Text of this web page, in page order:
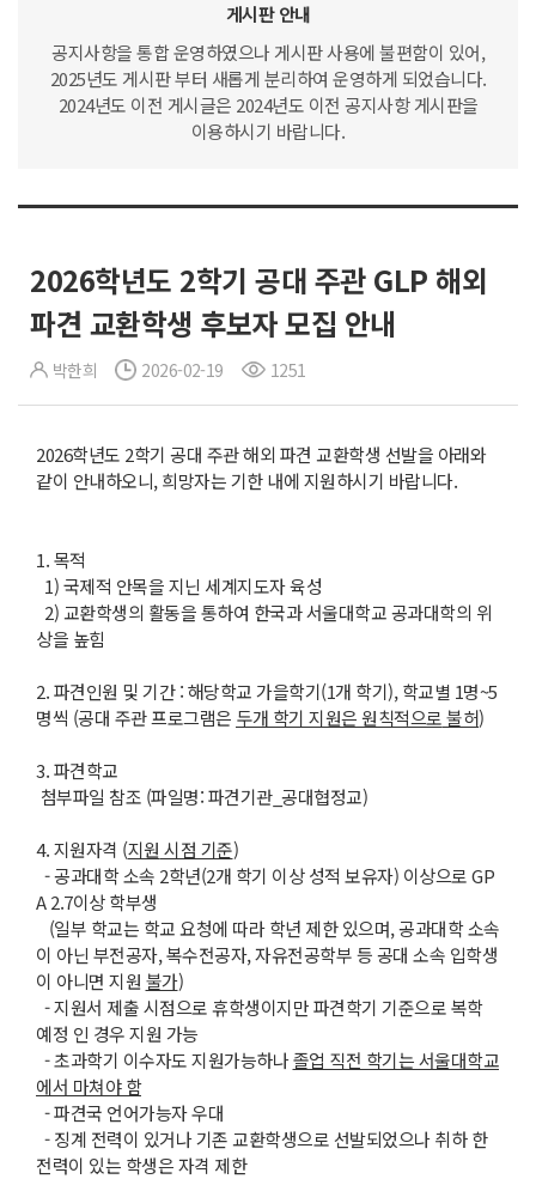
게시판 안내
공지사항을 통합 운영하였으나 게시판 사용에 불편함이 있어,
2025년도 게시판 부터 새롭게 분리하여 운영하게 되었습니다.
2024년도 이전 게시글은 2024년도 이전 공지사항 게시판을
이용하시기 바랍니다.
2026학년도 2학기 공대 주관 GLP 해외
파견 교환학생 후보자 모집 안내
박한희 2026-02-19 1251
2026학년도 2학기 공대 주관 해외 파견 교환학생 선발을 아래와
같이 안내하오니, 희망자는 기한 내에 지원하시기 바랍니다.
1. 목적
1) 국제적 안목을 지닌 세계지도자 육성
2) 교환학생의 활동을 통하여 한국과 서울대학교 공과대학의 위
상을 높힘
2. 파견인원 및 기간 : 해당학교 가을학기(1개 학기), 학교별 1명~5
명씩 (공대 주관 프로그램은 두개 학기 지원은 원칙적으로불허)
3. 파견학교
첨부파일 참조 (파일명: 파견기관_공대협정교)
4. 지원자격 (지원 시점 기준)
- 공과대학 소속 2학년(2개 학기 이상 성적 보유자) 이상으로 GP
A 2.7이상 학부생
(일부 학교는 학교 요청에 따라 학년 제한 있으며, 공과대학 소속
이 아닌 부전공자, 복수전공자, 자유전공학부 등 공대 소속 입학생
이 아니면 지원 불가)
- 지원서 제출 시점으로 휴학생이지만 파견학기 기준으로 복학
예정 인 경우 지원 가능
- 초과학기 이수자도 지원가능하나졸업 직전 학기는 서울대학교
에서 마쳐야 함
- 파견국 언어가능자 우대
- 징계 전력이 있거나 기존 교환학생으로 선발되었으나 취하 한
전력이 있는 학생은 자격 제한